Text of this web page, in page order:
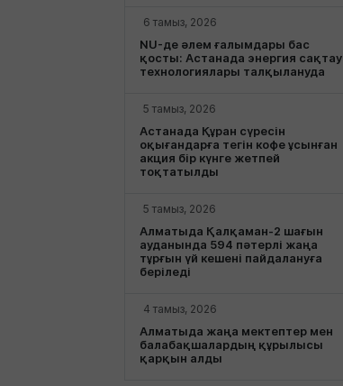
6 тамыз, 2026
NU-де әлем ғалымдары бас
қосты: Астанада энергия сақтау
технологиялары талқылануда
5 тамыз, 2026
Астанада Құран сүресін
оқығандарға тегін кофе ұсынған
акция бір күнге жетпей
тоқтатылды
5 тамыз, 2026
Алматыда Қалқаман-2 шағын
ауданында 594 пәтерлі жаңа
тұрғын үй кешені пайдалануға
беріледі
4 тамыз, 2026
Алматыда жаңа мектептер мен
балабақшалардың құрылысы
қарқын алды